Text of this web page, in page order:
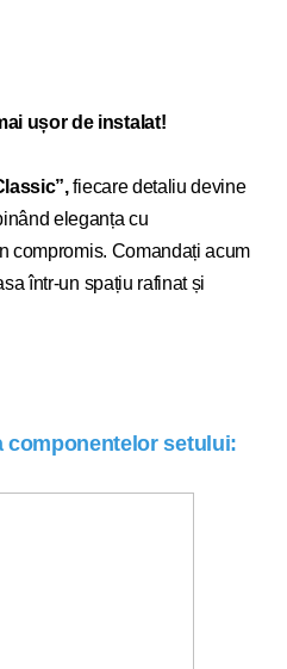
ușor de instalat!
fiecare detaliu devine
eleganța cu
compromis. Comandați acum
într-un spațiu rafinat și
componentelor setului: